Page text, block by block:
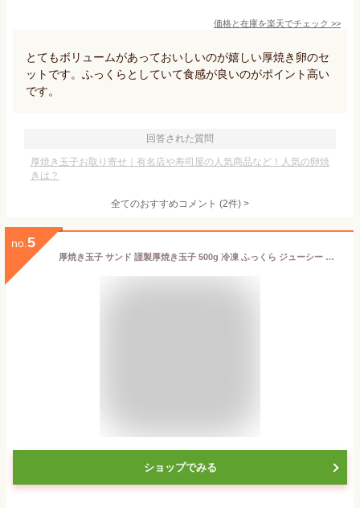
価格と在庫を楽天でチェック >>
とてもボリュームがあっておいしいのが嬉しい厚焼き卵のセ
ットです。ふっくらとしていて食感が良いのがポイント高い
です。
回答された質問
厚焼き玉子お取り寄せ｜有名店や寿司屋の人気商品など！人気の卵焼
きは？
全てのおすすめコメント (2件) >
no. 5
厚焼き玉子 サンド 謹製厚焼き玉子 500g 冷凍 ふっくら ジューシー かつお枯節 旨味 弁当 食品 子供 ランチ 和食 お正月 おせち料理
ショップでみる